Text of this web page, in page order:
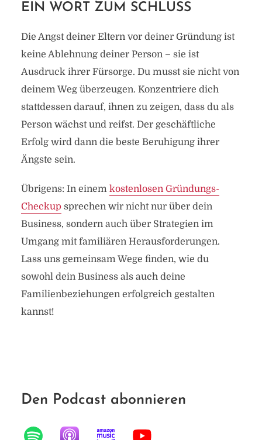
EIN WORT ZUM SCHLUSS
Die Angst deiner Eltern vor deiner Gründung ist
keine Ablehnung deiner Person – sie ist
Ausdruck ihrer Fürsorge. Du musst sie nicht von
deinem Weg überzeugen. Konzentriere dich
stattdessen darauf, ihnen zu zeigen, dass du als
Person wächst und reifst. Der geschäftliche
Erfolg wird dann die beste Beruhigung ihrer
Ängste sein.
Übrigens: In einem kostenlosen Gründungs-
Checkupsprechen wir nicht nur über dein
Business, sondern auch über Strategien im
Umgang mit familiären Herausforderungen.
Lass uns gemeinsam Wege finden, wie du
sowohl dein Business als auch deine
Familienbeziehungen erfolgreich gestalten
kannst!
Den Podcast abonnieren